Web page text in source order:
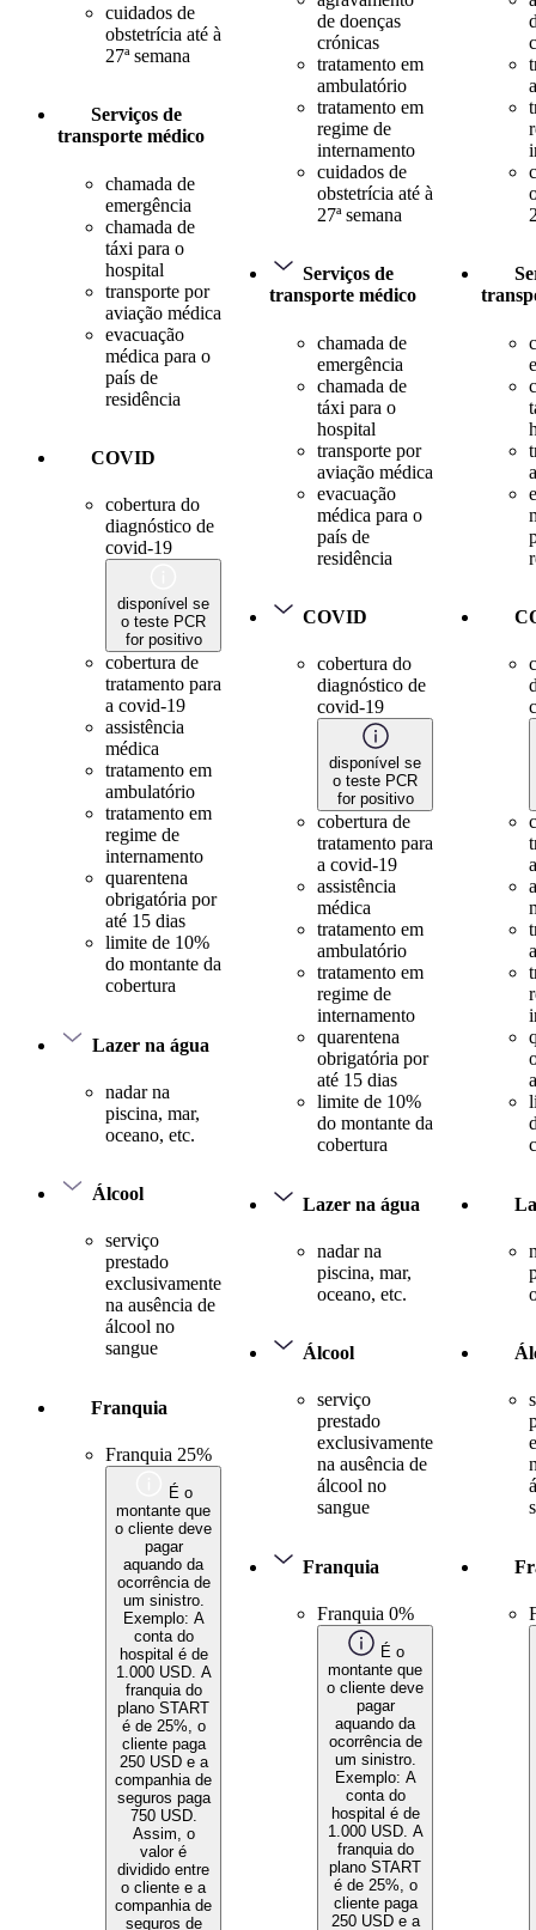
cuidados de
obstetrícia até à
27ª semana
Serviços de
transporte médico
chamada de
emergência
chamada de
táxi para o
hospital
transporte por
aviação médica
evacuação
médica para o
país de
residência
COVID
cobertura do
diagnóstico de
covid-19
disponível se
o teste PCR
for positivo
cobertura de
tratamento para
a covid-19
assistência
médica
tratamento em
ambulatório
tratamento em
regime de
internamento
quarentena
obrigatória por
até 15 dias
limite de 10%
do montante da
cobertura
Lazer na água
nadar na
piscina, mar,
oceano, etc.
Álcool
serviço
prestado
exclusivamente
na ausência de
álcool no
sangue
Franquia
Franquia 25%
É o
montante que
o cliente deve
pagar
aquando da
ocorrência de
um sinistro.
Exemplo: A
conta do
hospital é de
1.000 USD. A
franquia do
plano START
é de 25%, o
cliente paga
250 USD e a
companhia de
seguros paga
750 USD.
Assim, o
valor é
dividido entre
o cliente e a
companhia de
seguros de
de doenças
crónicas
tratamento em
ambulatório
tratamento em
regime de
internamento
cuidados de
obstetrícia até à
27ª semana
Serviços de
transporte médico
chamada de
emergência
chamada de
táxi para o
hospital
transporte por
aviação médica
evacuação
médica para o
país de
residência
COVID
cobertura do
diagnóstico de
covid-19
disponível se
o teste PCR
for positivo
cobertura de
tratamento para
a covid-19
assistência
médica
tratamento em
ambulatório
tratamento em
regime de
internamento
quarentena
obrigatória por
até 15 dias
limite de 10%
do montante da
cobertura
Lazer na água
nadar na
piscina, mar,
oceano, etc.
Álcool
serviço
prestado
exclusivamente
na ausência de
álcool no
sangue
Franquia
Franquia 0%
É o
montante que
o cliente deve
pagar
aquando da
ocorrência de
um sinistro.
Exemplo: A
conta do
hospital é de
1.000 USD. A
franquia do
plano START
é de 25%, o
cliente paga
250 USD e a